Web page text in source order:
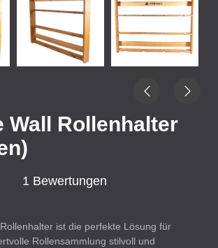
Wall Rollenhalter
1 Bewertungen
ist die perfekte Lösung für
Rollensammlung stilvoll und